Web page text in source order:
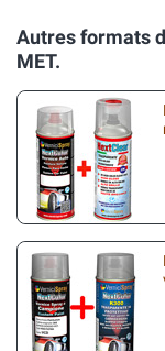
Autres formats
MET.